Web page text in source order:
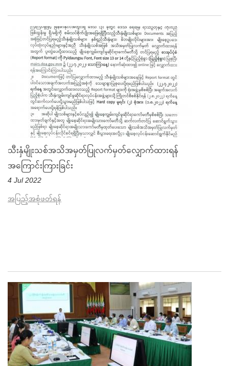
သီးနှံမျိုးသစ်အသိအမှတ်ပြုလက်မှတ်လျှောက်ထားရန်
အကြောင်းကြားခြင်း
4 Jul 2022
အပြည့်အစုံဖတ်ရန်